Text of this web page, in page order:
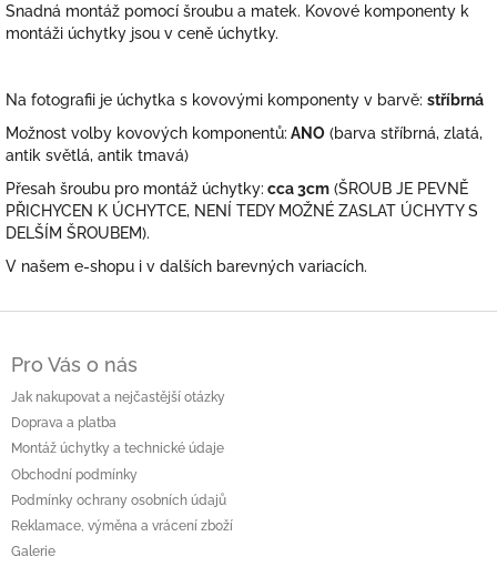
Snadná montáž pomocí šroubu a matek. Kovové komponenty k
montáži úchytky jsou v ceně úchytky.
Na fotografii je úchytka s kovovými komponenty v barvě: stříbrná
Možnost volby kovových komponentů: ANO (barva stříbrná, zlatá,
antik světlá, antik tmavá)
Přesah šroubu pro montáž úchytky: cca 3cm (ŠROUB JE PEVNĚ
PŘICHYCEN K ÚCHYTCE, NENÍ TEDY MOŽNÉ ZASLAT ÚCHYTY S
DELŠÍM ŠROUBEM).
V našem e-shopu i v dalších barevných variacích.
Pro Vás o nás
Jak nakupovat a nejčastější otázky
Doprava a platba
Montáž úchytky a technické údaje
Obchodní podmínky
Podmínky ochrany osobních údajů
Reklamace, výměna a vrácení zboží
Galerie